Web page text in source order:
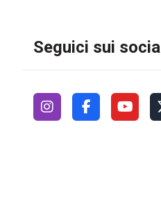
Seguici sui social